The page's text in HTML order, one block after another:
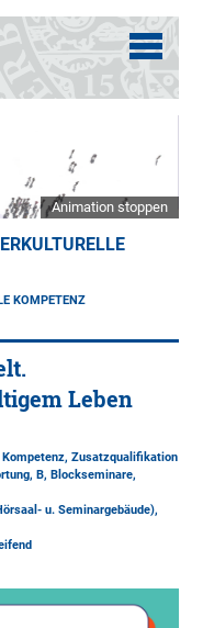
Animation stoppen
KOMPETENZ
Leben
Zusatzqualifikation
B, Blockseminare,
u. Seminargebäude),